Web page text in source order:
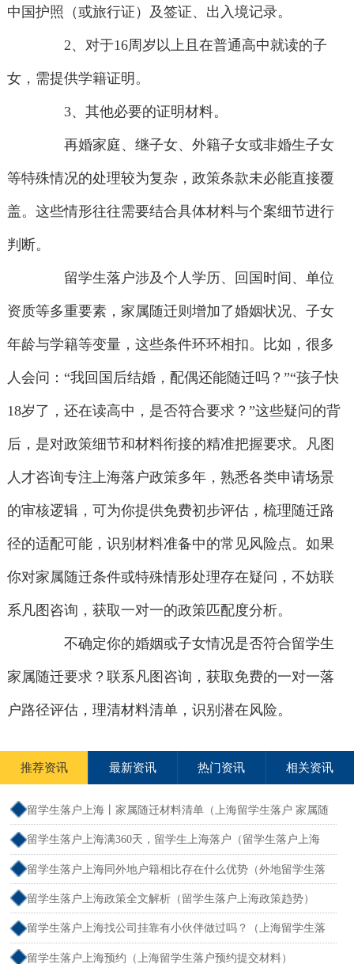
中国护照（或旅行证）及签证、出入境记录。
2、对于16周岁以上且在普通高中就读的子
女，需提供学籍证明。
3、其他必要的证明材料。
再婚家庭、继子女、外籍子女或非婚生子女
等特殊情况的处理较为复杂，政策条款未必能直接覆
盖。这些情形往往需要结合具体材料与个案细节进行
判断。
留学生落户涉及个人学历、回国时间、单位
资质等多重要素，家属随迁则增加了婚姻状况、子女
年龄与学籍等变量，这些条件环环相扣。比如，很多
人会问：“我回国后结婚，配偶还能随迁吗？”“孩子快
18岁了，还在读高中，是否符合要求？”这些疑问的背
后，是对政策细节和材料衔接的精准把握要求。凡图
人才咨询专注上海落户政策多年，熟悉各类申请场景
的审核逻辑，可为你提供免费初步评估，梳理随迁路
径的适配可能，识别材料准备中的常见风险点。如果
你对家属随迁条件或特殊情形处理存在疑问，不妨联
系凡图咨询，获取一对一的政策匹配度分析。
不确定你的婚姻或子女情况是否符合留学生
家属随迁要求？联系凡图咨询，获取免费的一对一落
户路径评估，理清材料清单，识别潜在风险。
推荐资讯 最新资讯 热门资讯 相关资讯
留学生落户上海丨家属随迁材料清单（上海留学生落户 家属随
迁）
留学生落户上海满360天，留学生上海落户（留学生落户上海
2026年最新政策条件）
留学生落户上海同外地户籍相比存在什么优势（外地留学生落
户上海如何办理）
留学生落户上海政策全文解析（留学生落户上海政策趋势）
留学生落户上海找公司挂靠有小伙伴做过吗？（上海留学生落
户公司名额）
留学生落户上海预约（上海留学生落户预约提交材料）